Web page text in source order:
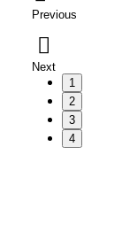
Previous
Next
1
2
3
4